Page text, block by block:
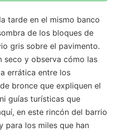
tarde en el mismo banco
de los bloques de
gris sobre el pavimento.
seco y observa cómo las
errática entre los
bronce que expliquen el
guías turísticas que
en este rincón del barrio
para los miles que han